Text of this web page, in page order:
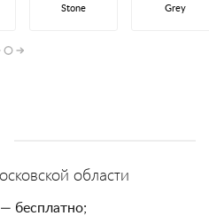
Stone Grey
области
бесплатно;